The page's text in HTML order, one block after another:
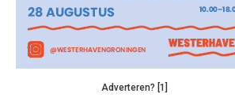
Adverteren? [1]